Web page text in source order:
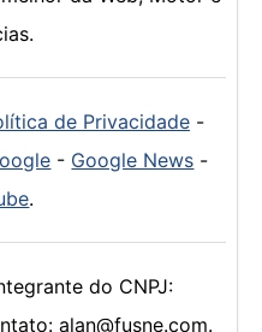
de Privacidade-
- Google News -
.
do CNPJ:
alan@fusne.com.